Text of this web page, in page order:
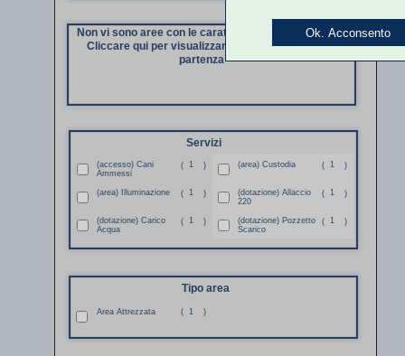
Non vi sono aree con le caratteristiche richieste.
Cliccare qui per visualizzare di nuovo i dati di
partenza
Servizi
(accesso) Cani
Ammessi
( 1 ) (area) Custodia ( 1 )
(area) Illuminazione ( 1 )
(dotazione) Allaccio
220
( 1 )
(dotazione) Carico
Acqua
( 1 )
(dotazione) Pozzetto
Scarico
( 1 )
Tipo area
Area Attrezzata ( 1 )
Ok. Acconsento